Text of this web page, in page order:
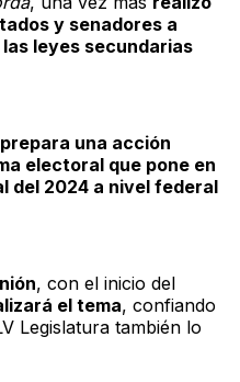
y senadores a
leyes secundarias
una acción
electoral que pone en
del 2024 a nivel federal
, con el inicio del
el tema, confiando
Legislatura también lo